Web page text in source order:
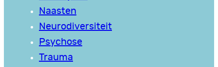
Naasten
Neurodiversiteit
Psychose
Trauma